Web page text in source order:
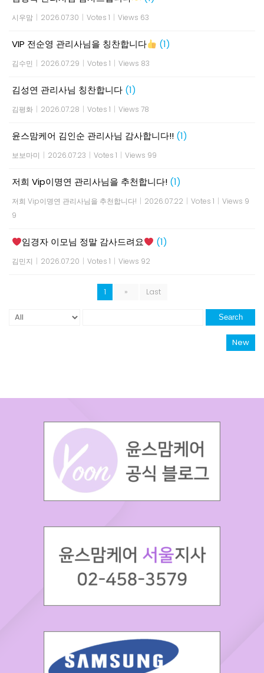
시우맘 | 2026.07.30 | Votes 1 | Views 63
VIP 전순영 관리사님을 칭찬합니다 (1)
김수민 | 2026.07.29 | Votes 1 | Views 83
김성연 관리사님 칭찬합니다 (1)
김평화 | 2026.07.28 | Votes 1 | Views 78
윤스맘케어 김인순 관리사님 감사합니다!! (1)
보보마미 | 2026.07.23 | Votes 1 | Views 99
저희 Vip이명연 관리사님을 추천합니다! (1)
저희 Vip이명연 관리사님을 추천합니다! | 2026.07.22 | Votes 1 | Views 9
9
임경자 이모님 정말 감사드려요 (1)
김민지 | 2026.07.20 | Votes 1 | Views 92
1 » Last
Search
New